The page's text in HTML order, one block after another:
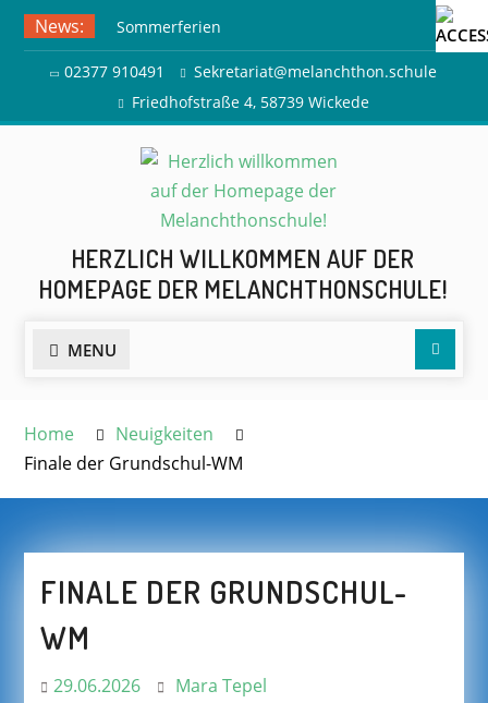
Skip
content
News:
Sommerferien
Ausflug zur Freilichtbühne
Herdringen
02377 910491
Sekretariat@melanchthon.schule
Friedhofstraße 4, 58739 Wickede
HERZLICH WILLKOMMEN AUF DER
HOMEPAGE DER MELANCHTHONSCHULE!
MENU
Home
Neuigkeiten
Finale der Grundschul-WM
FINALE DER GRUNDSCHUL-
WM
29.06.2026 Mara Tepel